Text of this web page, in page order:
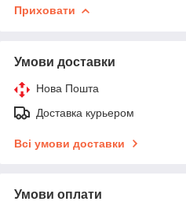
Приховати
Умови доставки
Нова Пошта
Доставка курьером
Всі умови доставки
Умови оплати